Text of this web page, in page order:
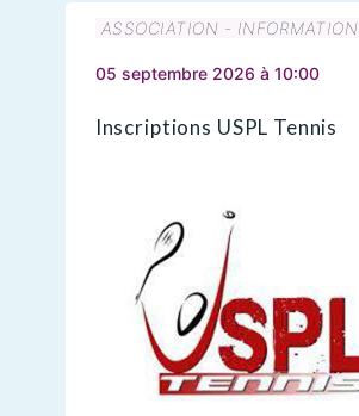
ASSOCIATION - INFORMATION
05 septembre 2026 à 10:00
Inscriptions USPL Tennis